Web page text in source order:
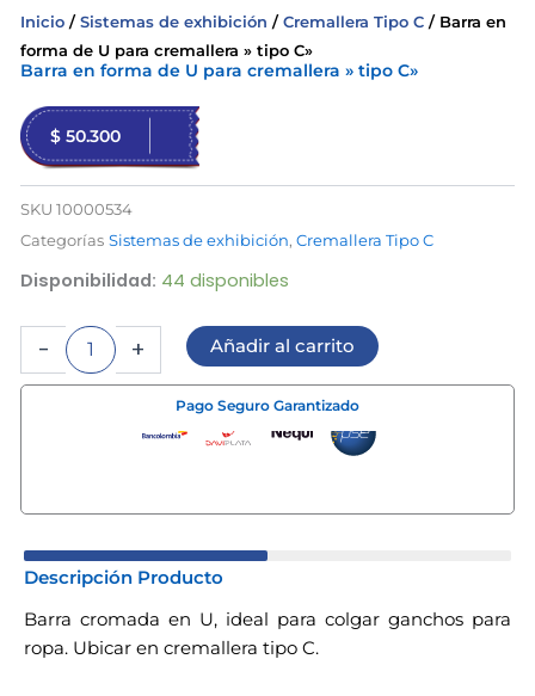
Inicio /Sistemas de exhibición /Cremallera Tipo C / Barra en
forma de U para cremallera » tipo C»
Barra en forma de U para cremallera » tipo C»
$ 50.300
SKU 10000534
Categorías Sistemas de exhibición, Cremallera Tipo C
Disponibilidad: 44 disponibles
-
Barra
forma
de
U
para
cantidad
+ Añadir al carrito
Pago Seguro Garantizado
Descripción Producto
Barra cromada en U, ideal para colgar ganchos para
ropa. Ubicar en cremallera tipo C.